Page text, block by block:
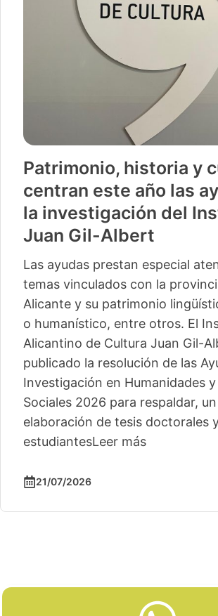
Patrimonio, historia y
centran este año las
la investigación del
Juan Gil-Albert
Las ayudas prestan especial
temas vinculados con la
Alicante y su patrimonio
o humanístico, entre otros. El
Alicantino de Cultura Juan Gil-
publicado la resolución de las
Investigación en Humanidades
Sociales 2026 para respaldar,
elaboración de tesis doctorales
estudiantesLeer más
21/07/2026